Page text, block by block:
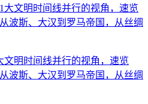
文明时间线并行的视角，速览
波斯、大汉到罗马帝国，从丝绸